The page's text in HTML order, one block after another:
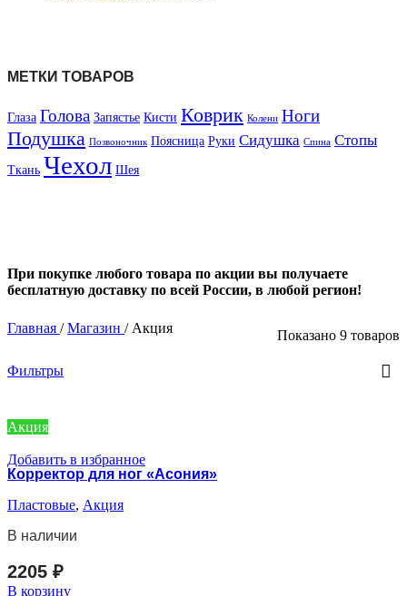
МЕТКИ ТОВАРОВ
Глаза Голова Запястье Кисти Коврик Колени Ноги
Подушка Позвоночник Поясница Руки Сидушка Спина Стопы
Ткань Чехол Шея
При покупке любого товара по акции вы получаете
бесплатную доставку по всей России, в любой регион!
Главная / Магазин / Акция Показано 9 товаров
Фильтры
Акция
Добавить в избранное
Корректор для ног «Асония»
Пластовые, Акция
В наличии
2205 ₽
В корзину